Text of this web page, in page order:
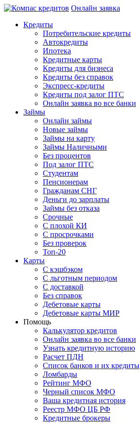
Онлайн заявка
Кредиты
Потребительские кредиты
Автокредиты
Ипотека
Кредитные карты
Кредиты для бизнеса
Кредиты без справок
Экспресс-кредиты
Кредиты под залог ПТС
Онлайн заявка во все банки
Займы
Онлайн займы
Новые займы
Займы на карту
Займы Наличными
Без процентов
Под залог ПТС
Студентам
Пенсионерам
Гражданам СНГ
Деньги до зарплаты
Займы без отказа
Срочные
С плохой КИ
С просрочками
Без проверок
Топ-20
Карты
С кэшбэком
С льготным периодом
С доставкой
Без справок
Дебетовые карты
Дебетовые карты МИР
Помощь
Калькулятор кредитов
Онлайн заявка во все банки
Узнать кредитную историю
Расчет ПДН
Список банков и их кредиты
Ломбарды
Рейтинг МФО
Черный список МФО
Ваша кредитная история
Реестр МФО ЦБ РФ
Кредитные брокеры